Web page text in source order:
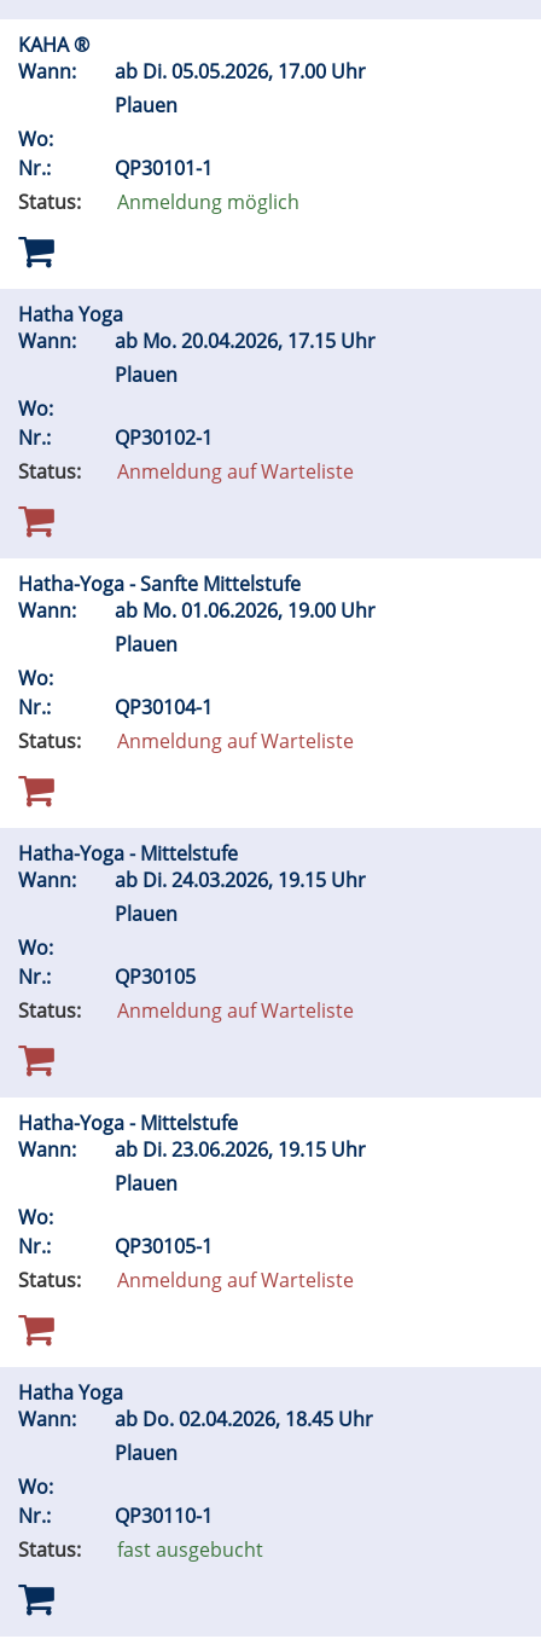
KAHA ®
Wann:
ab Di.05.05.2026, 17.00 Uhr
Plauen
Wo:
Nr.:
QP30101-1
Status:
Anmeldung möglich
Hatha Yoga
Wann:
ab Mo.20.04.2026, 17.15 Uhr
Plauen
Wo:
Nr.:
QP30102-1
Status:
Anmeldung auf Warteliste
Hatha-Yoga - Sanfte Mittelstufe
Wann:
ab Mo.01.06.2026, 19.00 Uhr
Plauen
Wo:
Nr.:
QP30104-1
Status:
Anmeldung auf Warteliste
Hatha-Yoga - Mittelstufe
Wann:
ab Di.24.03.2026, 19.15 Uhr
Plauen
Wo:
Nr.:
QP30105
Status:
Anmeldung auf Warteliste
Hatha-Yoga - Mittelstufe
Wann:
ab Di.23.06.2026, 19.15 Uhr
Plauen
Wo:
Nr.:
QP30105-1
Status:
Anmeldung auf Warteliste
Hatha Yoga
Wann:
ab Do.02.04.2026, 18.45 Uhr
Plauen
Wo:
Nr.:
QP30110-1
Status:
fast ausgebucht